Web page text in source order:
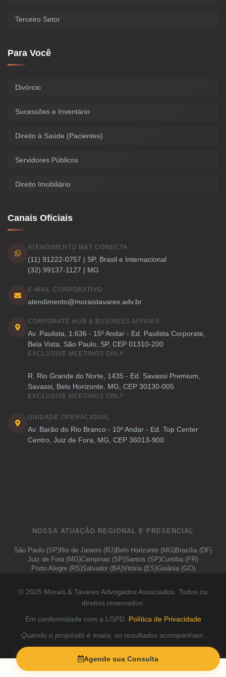
Agende sua Consulta
Terceiro Setor
Para Você
Divórcio
Sucessões e Inventário
Direito à Saúde (Pacientes)
Servidores Públicos
Direito Imobiliário
Canais Oficiais
ATENDIMENTO M&T CONECTA
(11) 91222-0757 | SP, Brasil e Internacional
(32) 99137-1127 | MG
E-MAIL CORPORATIVO
atendimento@moraistavares.adv.br
CORPORATE HUB & BUSINESS AFFAIRS
Av. Paulista, 1.636 - 15º Andar - Ed. Paulista Corporate,
Bela Vista, São Paulo, SP, CEP 01310-200
EXCLUSIVE MEETINGS ONLY
R. Rio Grande do Norte, 1435 - Ed. Savassi Premium,
Savassi, Belo Horizonte, MG, CEP 30130-005
EXCLUSIVE MEETINGS ONLY
UNIDADE OPERACIONAL
Av. Barão do Rio Branco - 10º Andar - Ed. Top Center
Centro, Juiz de Fora, MG, CEP 36013-900
NOSSA ATUAÇÃO REGIONAL E PRESENCIAL
São Paulo (SP)Rio de Janeiro (RJ)Belo Horizonte (MG)Brasília (DF)
Juiz de Fora (MG)Campinas (SP)Santos (SP)Curitiba (PR)
Porto Alegre (RS)Salvador (BA)Vitória (ES)Goiânia (GO)
© 2025 Morais & Tavares Advogados Associados. Todos os
direitos reservados.
Em conformidade com a LGPD. Política de Privacidade
Quando o propósito é maior, os resultados acompanham.